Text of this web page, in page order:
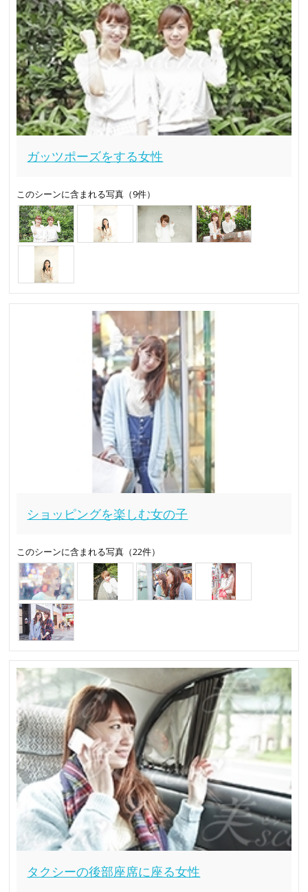
ガッツポーズをする女性
このシーンに含まれる写真（9件）
ショッピングを楽しむ女の子
このシーンに含まれる写真（22件）
タクシーの後部座席に座る女性